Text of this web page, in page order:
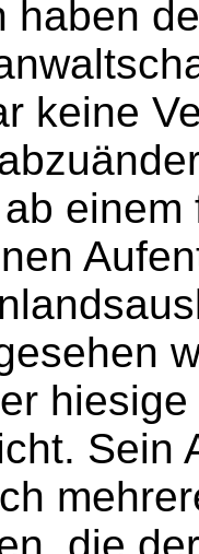
haben
keine
einem
Sein